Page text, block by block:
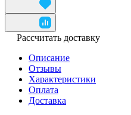
Рассчитать доставку
Описание
Отзывы
Характеристики
Оплата
Доставка